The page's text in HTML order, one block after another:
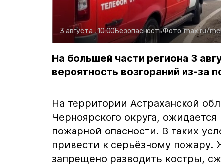
3 августа , 10:00БезопасностьФото:max.ru/
На большей части региона 3
вероятность возгораний из-за
На территории Астраханской
Черноярского округа,
пожарной опасности. В таких
привести к серьёзному пожару.
запрещено разводить костры,